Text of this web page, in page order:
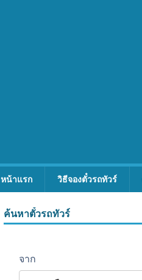
หน้าแรก วิธีจองตั๋วรถทัวร์
ค้นหาตั๋วรถทัวร์